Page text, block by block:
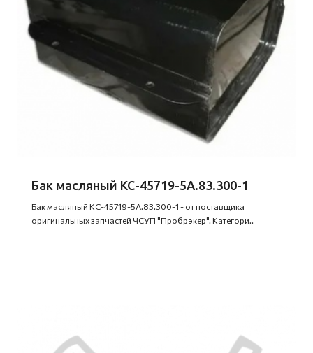
Бак масляный КС-45719-5А.83.300-1
Бак масляный КС-45719-5А.83.300-1 - от поставщика
оригинальных запчастей ЧСУП "Пробрэкер". Категори..